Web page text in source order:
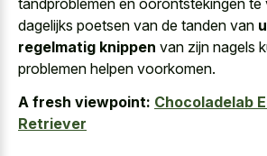
tandproblemen en oorontstekingen
dagelijks poetsen van de tanden van
regelmatig knippen van zijn nagels
problemen helpen voorkomen.
A fresh viewpoint: Chocoladelab
Retriever